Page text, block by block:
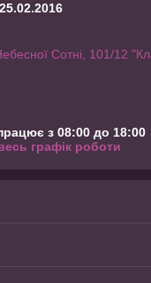
Сотні, 101/12
з 08:00 до 18:00
графік роботи